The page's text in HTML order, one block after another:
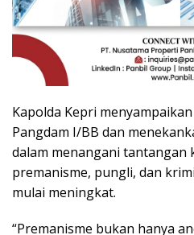
Kapolda Kepri
Pangdam I/BB dan
dalam menangani tantangan
premanisme, pungli, dan
mulai meningkat.
“Premanisme bukan hanya